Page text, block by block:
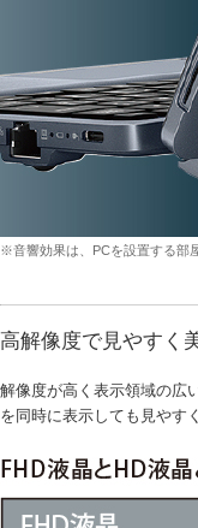
※音響効果は、PCを設置する部
高解像度で見やすく
解像度が高く表示領域の広
を同時に表示しても見やす